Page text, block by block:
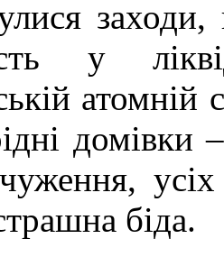
у
атомній
домівки
біда.